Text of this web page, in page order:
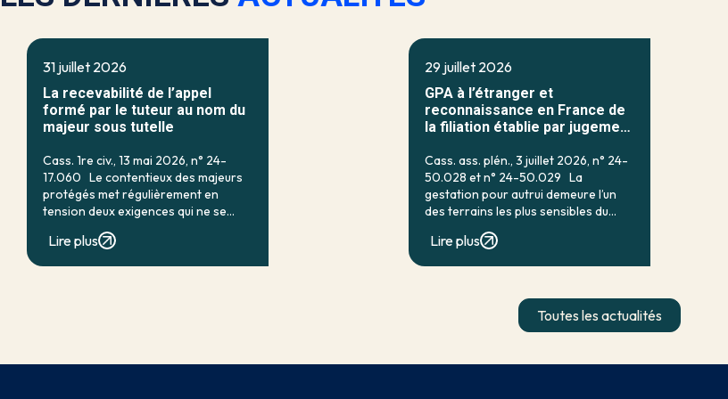
31 juillet 2026
La recevabilité de l’appel
formé par le tuteur au nom du
majeur sous tutelle
Cass. 1re civ., 13 mai 2026, n° 24-
17.060 Le contentieux des majeurs
protégés met régulièrement en
tension deux exigences qui ne se
côté, la nécessité d’assurer une
Lire plus
29 juillet 2026
GPA à l’étranger et
reconnaissance en France de
la filiation établie par jugement
Cass. ass. plén., 3 juillet 2026, n° 24-
50.028 et n° 24-50.029 La
gestation pour autrui demeure l’un
des terrains les plus sensibles du
en droit interne par l’article 16-7 du
Lire plus
Toutes les actualités